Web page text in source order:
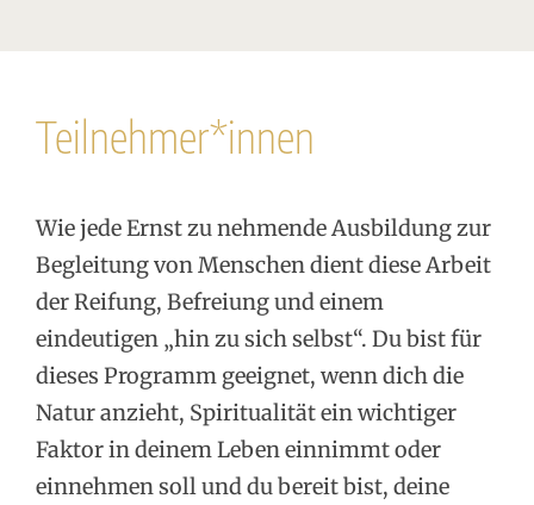
Teilnehmer*innen
Wie jede Ernst zu nehmende Ausbildung zur
Begleitung von Menschen dient diese Arbeit
der Reifung, Befreiung und einem
eindeutigen „hin zu sich selbst“. Du bist für
dieses Programm geeignet, wenn dich die
Natur anzieht, Spiritualität ein wichtiger
Faktor in deinem Leben einnimmt oder
einnehmen soll und du bereit bist, deine